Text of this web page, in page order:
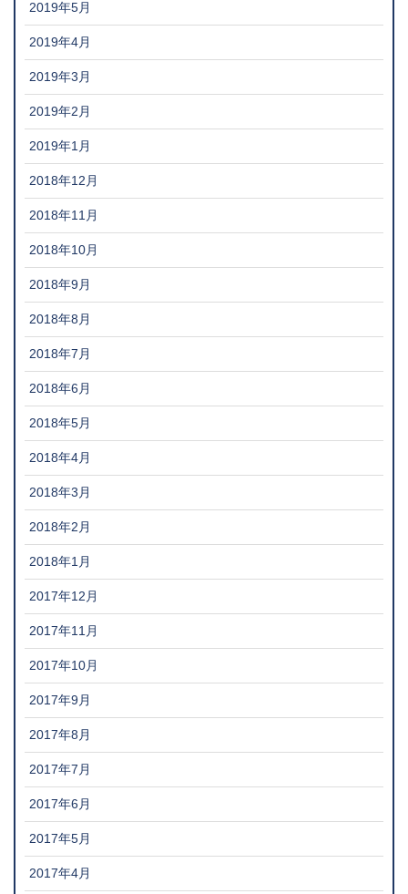
2019年5月
2019年4月
2019年3月
2019年2月
2019年1月
2018年12月
2018年11月
2018年10月
2018年9月
2018年8月
2018年7月
2018年6月
2018年5月
2018年4月
2018年3月
2018年2月
2018年1月
2017年12月
2017年11月
2017年10月
2017年9月
2017年8月
2017年7月
2017年6月
2017年5月
2017年4月